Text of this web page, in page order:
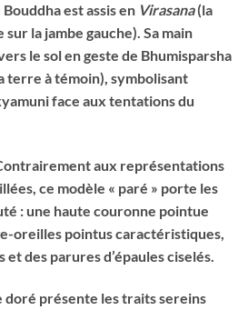
est assis en Virasana(la
la jambe gauche). Sa main
le sol en geste de Bhumisparsha
terre à témoin), symbolisant
face aux tentations du
aux représentations
ce modèle « paré » porte les
: une haute couronne pointue
oreilles pointus caractéristiques,
et des parures d’épaules ciselés.
doré présente les traits sereins